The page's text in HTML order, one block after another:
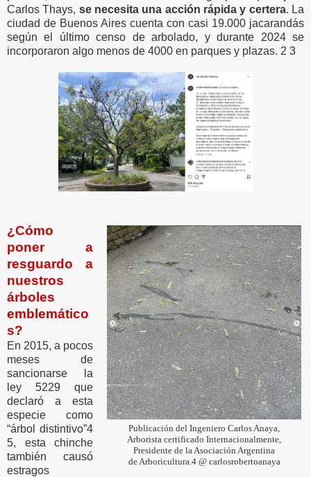
Carlos Thays, se necesita una acción rápida y certera. La
ciudad de Buenos Aires cuenta con casi 19.000 jacarandás
según el último censo de arbolado, y durante 2024 se
incorporaron algo menos de 4000 en parques y plazas. 2 3
Publicación del Ingeniero Carlos Anaya,
Arborista certificado Internacionalmente,
Presidente de la Asociación Argentina
de Arboricultura.4 @ carlosrobertoanaya
¿Cómo
poner a
resguardo a
nuestros
árboles
emblemático
s?
En 2015, a pocos
meses de
sancionarse la
ley 5229 que
declaró a esta
especie como
“árbol distintivo”4
5, esta chinche
también causó
estragos